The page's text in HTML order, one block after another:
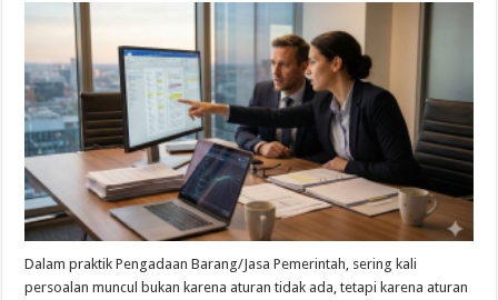
Dalam praktik Pengadaan Barang/Jasa Pemerintah, sering kali
persoalan muncul bukan karena aturan tidak ada, tetapi karena aturan